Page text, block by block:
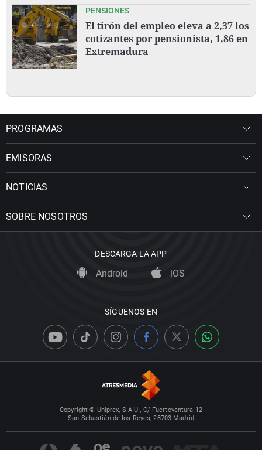
PENSIONES
El tirón del empleo eleva a 2,37 los
cotizantes por pensionista, 1,86 en
Extremadura
PROGRAMAS
EMISORAS
NOTICIAS
SOBRE NOSOTROS
DESCARGA LA APP
Android iOS
SÍGUENOS EN
Copyright © Uniprex, S.A.U., C/ Fuerteventura 12
San Sebastián de los Reyes, 28703 Madrid